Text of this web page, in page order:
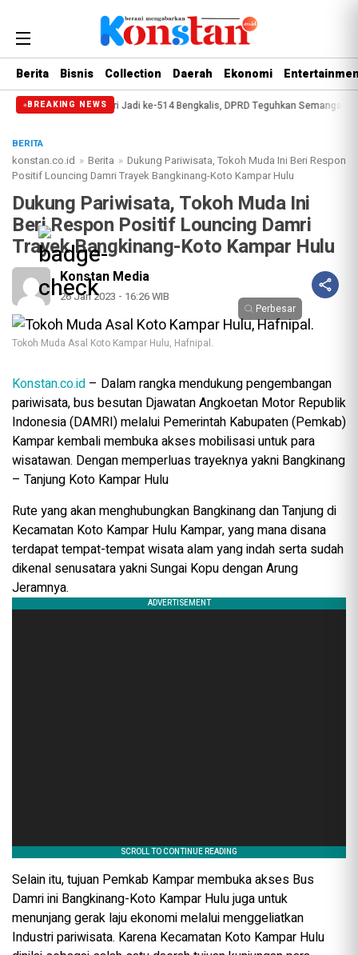
Berita Bisnis Collection Daerah Ekonomi
BREAKING NEWS
Paripurna Hari Jadi ke-514 Bengkalis, DPRD Teguhkan Semangat
BERITA
konstan.co.id » Berita » Dukung Pariwisata, Tokoh Muda Ini Beri Respon
Positif Louncing Damri Trayek Bangkinang-Koto Kampar Hulu
Dukung Pariwisata, Tokoh Muda Ini
Beri Respon Positif Louncing Damri
Trayek Bangkinang-Koto Kampar Hulu
Konstan Media
26 Jan 2023 - 16:26 WIB
Perbesar
Tokoh Muda Asal Koto Kampar Hulu, Hafnipal.
Konstan.co.id – Dalam rangka mendukung pengembangan
pariwisata, bus besutan Djawatan Angkoetan Motor Republik
Indonesia (DAMRI) melalui Pemerintah Kabupaten (Pemkab)
Kampar kembali membuka akses mobilisasi untuk para
wisatawan. Dengan memperluas trayeknya yakni Bangkinang
– Tanjung Koto Kampar Hulu
Rute yang akan menghubungkan Bangkinang dan Tanjung di
Kecamatan Koto Kampar Hulu Kampar, yang mana disana
terdapat tempat-tempat wisata alam yang indah serta sudah
dikenal senusatara yakni Sungai Kopu dengan Arung
Jeramnya.
Selain itu, tujuan Pemkab Kampar membuka akses Bus
Damri ini Bangkinang-Koto Kampar Hulu juga untuk
menunjang gerak laju ekonomi melalui menggeliatkan
Industri pariwisata. Karena Kecamatan Koto Kampar Hulu